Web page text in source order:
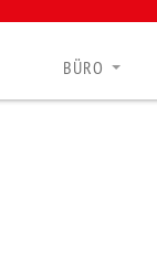
BÜRO